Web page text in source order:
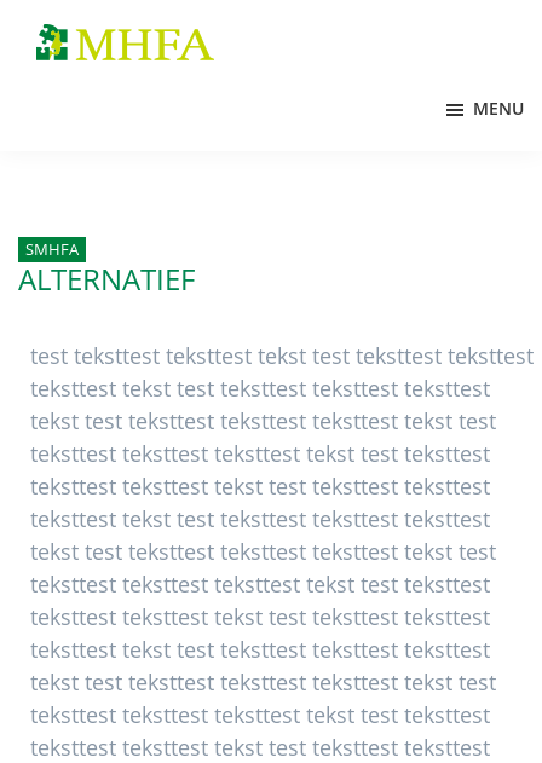
naar
naar
naar
MENU
SMHFA
ALTERNATIEF
test teksttest teksttest tekst test teksttest teksttest
teksttest tekst test teksttest teksttest teksttest
tekst test teksttest teksttest teksttest tekst test
teksttest teksttest teksttest tekst test teksttest
teksttest teksttest tekst test teksttest teksttest
teksttest tekst test teksttest teksttest teksttest
tekst test teksttest teksttest teksttest tekst test
teksttest teksttest teksttest tekst test teksttest
teksttest teksttest tekst test teksttest teksttest
teksttest tekst test teksttest teksttest teksttest
tekst test teksttest teksttest teksttest tekst test
teksttest teksttest teksttest tekst test teksttest
teksttest teksttest tekst test teksttest teksttest